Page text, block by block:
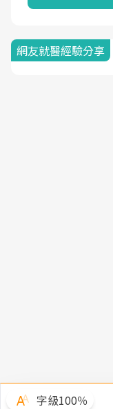
網友就醫經驗分享
字級100％